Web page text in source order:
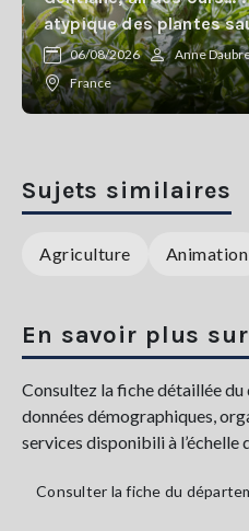
atypique des plantes
06/08/2026
Anne
France
Sujets similaires
Agriculture Animation
En savoir plus
Consultez la fiche détaillée du
données démographiques,
services disponibili à l’échelle
Consulter la fiche du